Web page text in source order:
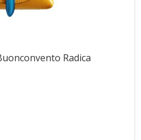
Radica